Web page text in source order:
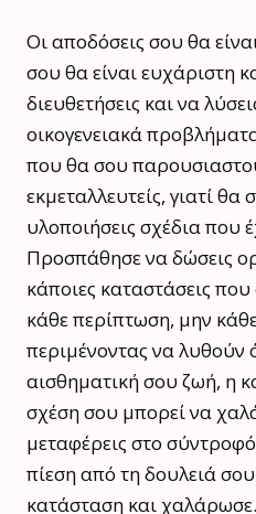
Οι αποδόσεις σου θα
σου θα είναι ευχάριστη
διευθετήσεις και να
οικογενειακά
που θα σου
εκμεταλλευτείς, γιατί
υλοποιήσεις σχέδια που
Προσπάθησε να δώσεις
κάποιες καταστάσεις
κάθε περίπτωση, μην
περιμένοντας να λυθούν
αισθηματική σου ζωή, η
σχέση σου μπορεί να
μεταφέρεις στο
πίεση από τη δουλειά
κατάσταση και